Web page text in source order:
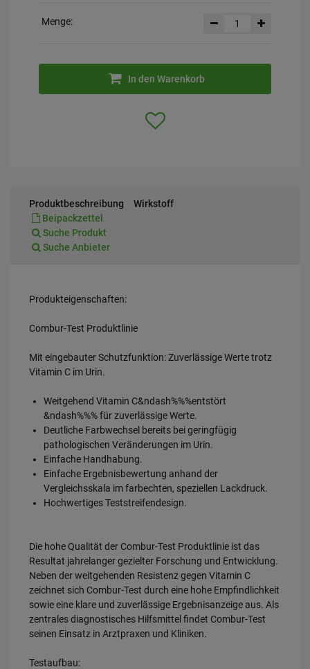
Menge:
In den Warenkorb
Produktbeschreibung
Wirkstoff
Beipackzettel
Suche Produkt
Suche Anbieter
Produkteigenschaften:
Combur-Test Produktlinie
Mit eingebauter Schutzfunktion: Zuverlässige Werte trotz
Vitamin C im Urin.
Weitgehend Vitamin C&ndash%%%entstört
&ndash%%% für zuverlässige Werte.
Deutliche Farbwechsel bereits bei geringfügig
pathologischen Veränderungen im Urin.
Einfache Handhabung.
Einfache Ergebnisbewertung anhand der
Vergleichsskala im farbechten, speziellen Lackdruck.
Hochwertiges Teststreifendesign.
Die hohe Qualität der Combur-Test Produktlinie ist das
Resultat jahrelanger gezielter Forschung und Entwicklung.
Neben der weitgehenden Resistenz gegen Vitamin C
zeichnet sich Combur-Test durch eine hohe Empfindlichkeit
sowie eine klare und zuverlässige Ergebnisanzeige aus. Als
zentrales diagnostisches Hilfsmittel findet Combur-Test
seinen Einsatz in Arztpraxen und Kliniken.
Testaufbau: